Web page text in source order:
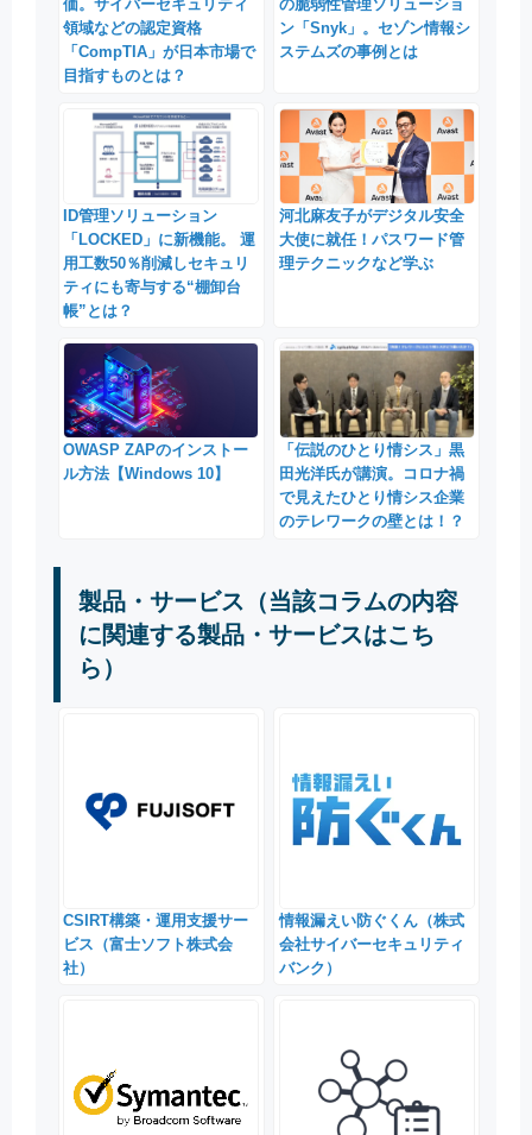
価。サイバーセキュリティ
領域などの認定資格
「CompTIA」が日本市場で
目指すものとは？
の脆弱性管理ソリューショ
ン「Snyk」。セゾン情報シ
ステムズの事例とは
ID管理ソリューション
「LOCKED」に新機能。 運
用工数50％削減しセキュリ
ティにも寄与する“棚卸台
帳”とは？
河北麻友子がデジタル安全
大使に就任！パスワード管
理テクニックなど学ぶ
OWASP ZAPのインストー
ル方法【Windows 10】
「伝説のひとり情シス」黒
田光洋氏が講演。コロナ禍
で見えたひとり情シス企業
のテレワークの壁とは！？
製品・サービス（当該コラムの内容
に関連する製品・サービスはこち
ら）
CSIRT構築・運用支援サー
ビス（富士ソフト株式会
社）
情報漏えい防ぐくん（株式
会社サイバーセキュリティ
バンク）